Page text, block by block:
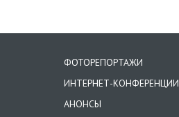
ФОТОРЕПОРТАЖИ
ИНТЕРНЕТ-КОНФЕРЕНЦИИ
АНОНСЫ